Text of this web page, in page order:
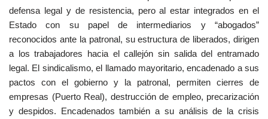
defensa legal y de resistencia, pero al estar integrados en el
Estado con su papel de intermediarios y “abogados”
reconocidos ante la patronal, su estructura de liberados, dirigen
a los trabajadores hacia el callejón sin salida del entramado
legal. El sindicalismo, el llamado mayoritario, encadenado a sus
pactos con el gobierno y la patronal, permiten cierres de
empresas (Puerto Real), destrucción de empleo, precarización
y despidos. Encadenados también a su análisis de la crisis